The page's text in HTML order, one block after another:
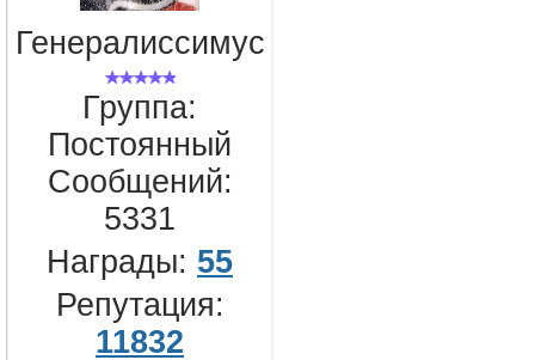
Генералиссимус
Группа:
Постоянный
Сообщений:
5331
Награды: 55
Репутация:
11832